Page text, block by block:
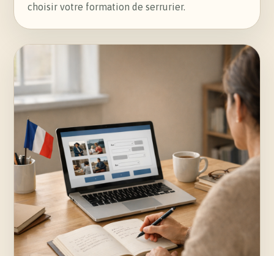
choisir votre formation de serrurier.